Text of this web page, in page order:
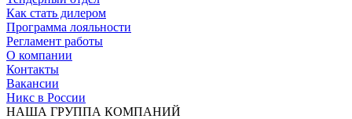
Как стать дилером
Программа лояльности
Регламент работы
О компании
Контакты
Вакансии
Никс в России
НАША ГРУППА КОМПАНИЙ